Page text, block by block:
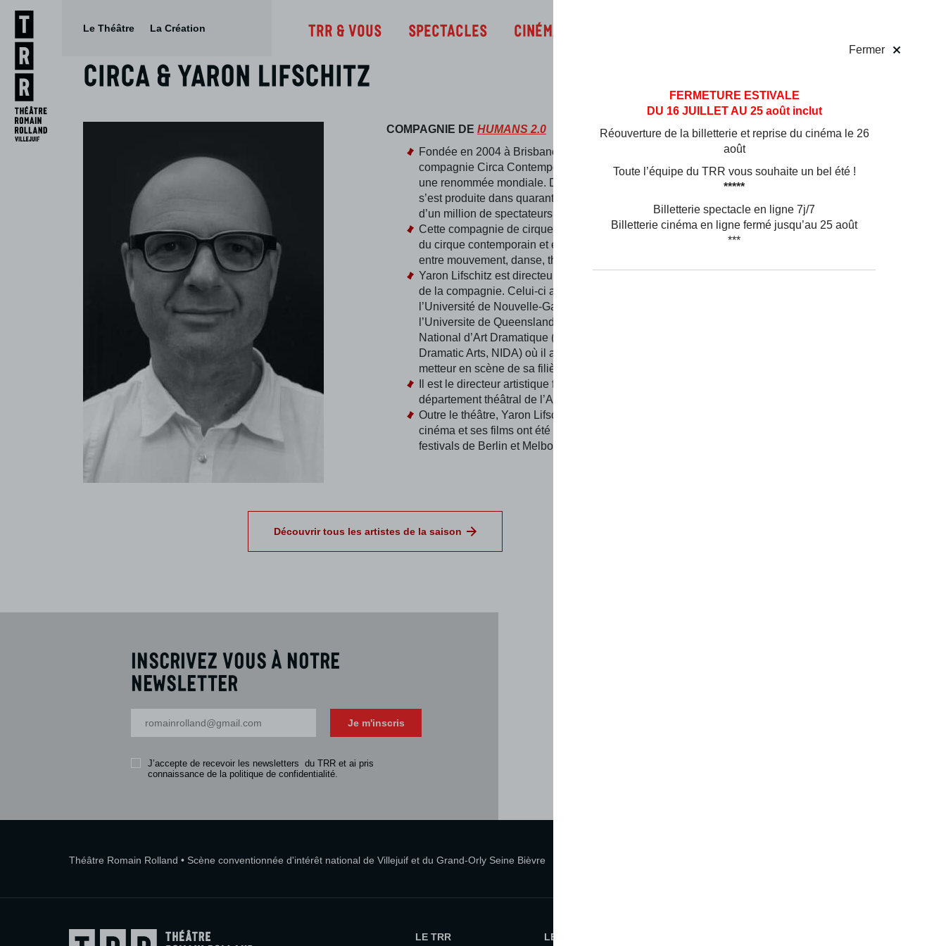
Aller
au
menu
Aller au
contenu
Fermer
FERMETURE ESTIVALE
DU 16 JUILLET AU 25 août inclut
Réouverture de la billetterie et reprise du cinéma le 26
août
Toute l’équipe du TRR vous souhaite un bel été !
*****
Billetterie spectacle en ligne 7j/7
Billetterie cinéma en ligne fermé jusqu’au 25 août
***
Le Théâtre La Création TRR & Vous Spectacles Cinéma
Circa & Yaron lifschitz
COMPAGNIE DE HUMANS 2.0
Fondée en 2004 à Brisbane en Australie, la
compagnie Circa Contemporary Circus connaît
une renommée mondiale. Depuis sa création, elle
s’est produite dans quarante pays et devant plus
d’un million de spectateurs en tout.
Cette compagnie de cirque est l’un des pionniers
du cirque contemporain et estompe les frontières
entre mouvement, danse, théâtre et cirque.
Yaron Lifschitz est directeur artistique et « PDG »
de la compagnie. Celui-ci a fait ses études à
l’Université de Nouvelle-Galles du Sud, à
l’Universite de Queensland ainsi qu’à l’Institut
National d’Art Dramatique (National Institue of
Dramatic Arts, NIDA) où il a été le plus jeune
metteur en scène de sa filière.
Il est le directeur artistique fondateur du
département théâtral de l’Australian Museum.
Outre le théâtre, Yaron Lifschitz travaille aussi au
cinéma et ses films ont été sélectionnés pour les
festivals de Berlin et Melbourne.
Découvrir tous les artistes de la saison
Inscrivez vous à notre
newsletter
Je m'inscris
J’accepte de recevoir les newsletters du TRR et ai pris
connaissance de la politique de confidentialité.
Théâtre Romain Rolland • Scène conventionnée d'intérêt national de Villejuif et du Grand-Orly Seine Bièvre
LE TRR LE TRR ET VOUS